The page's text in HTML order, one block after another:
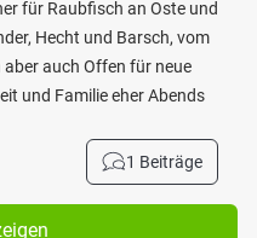
für Raubfisch an Oste und
Hecht und Barsch, vom
auch Offen für neue
und Familie eher Abends
1 Beiträge